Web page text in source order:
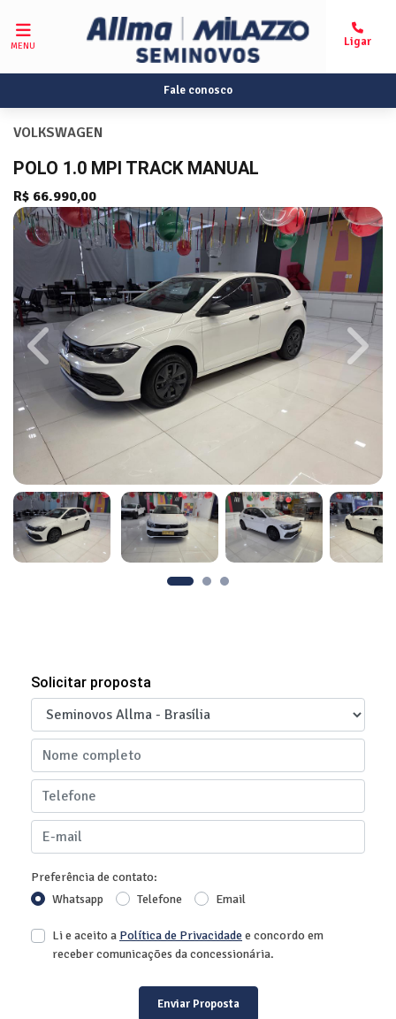
MENU
Fale conosco
VOLKSWAGEN
POLO 1.0 MPI TRACK MANUAL
R$ 66.990,00
Previous Next
Solicitar proposta
Preferência de contato:
Whatsapp
Telefone Email
Li e aceito a Política de Privacidadee concordo em
receber comunicações da concessionária.
Enviar Proposta